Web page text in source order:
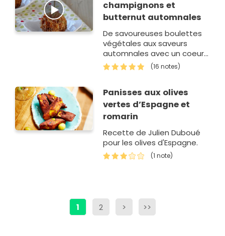
champignons et
butternut automnales
De savoureuses boulettes
végétales aux saveurs
automnales avec un coeur
moelleux et une chapelure
de marrons croustillante. A
l'apéro ou en ac…
(16 notes)
Panisses aux olives
vertes d’Espagne et
romarin
Recette de Julien Duboué
pour les olives d'Espagne.
(1 note)
1 2 > >>